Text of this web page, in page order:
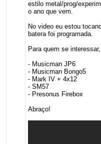
estilo metal/prog/
o ano que vem.
No video eu estou
batera foi programada.
Para quem se
- Musicman JP6
- Musicman Bongo5
- Mark IV + 4x12
- SM57
- Presonus Firebox
Abraço!